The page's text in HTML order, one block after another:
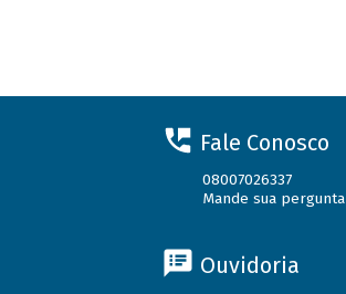
Fale Conosco
08007026337
Mande sua pergunta
Ouvidoria